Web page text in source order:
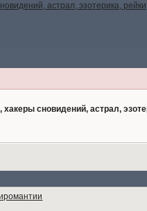
сновидений, астрал,